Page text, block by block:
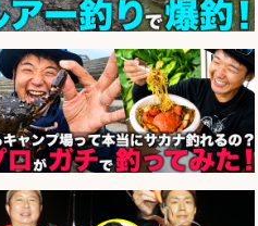
のカットや商品の陳列スタ
志市/「時給1,150円〜」/
迎×残業少なめ×車通勤OK/
株式会社ホットスタッフ鹿児島
sponsored by 求人ボックス